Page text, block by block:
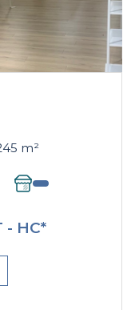
Local professionnel 245 m²
- HC*